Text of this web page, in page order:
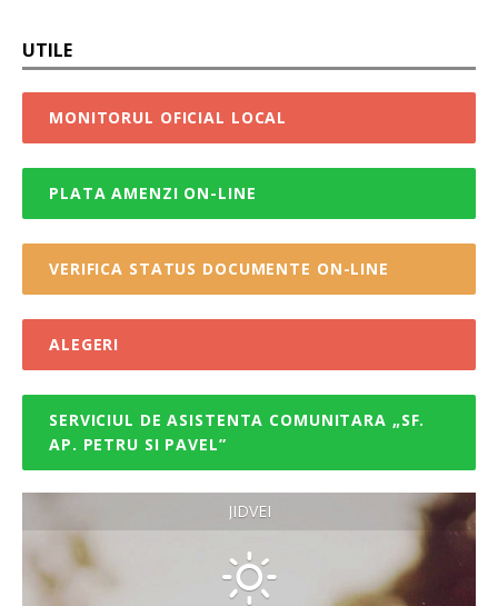
UTILE
MONITORUL OFICIAL LOCAL
PLATA AMENZI ON-LINE
VERIFICA STATUS DOCUMENTE ON-LINE
ALEGERI
SERVICIUL DE ASISTENTA COMUNITARA „SF.
AP. PETRU SI PAVEL”
JIDVEI